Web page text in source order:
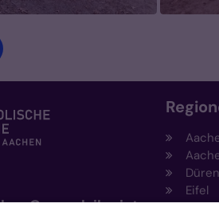
Generalvikariat
Düren
Eifel